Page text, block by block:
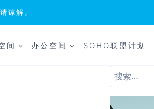
谅解。
间 办公空间 SOHO联盟计划
搜
索：